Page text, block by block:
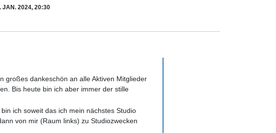
JAN. 2024, 20:30
großes dankeschön an alle Aktiven Mitglieder
Bis heute bin ich aber immer der stille
ich soweit das ich mein nächstes Studio
von mir (Raum links) zu Studiozwecken